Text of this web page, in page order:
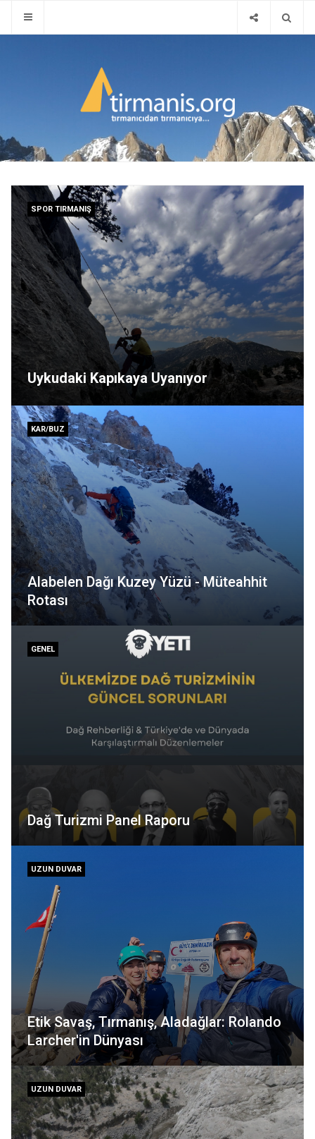
SPOR TIRMANIŞ
Uykudaki Kapıkaya Uyanıyor
KAR/BUZ
Alabelen Dağı Kuzey Yüzü - Müteahhit
Rotası
GENEL
Dağ Turizmi Panel Raporu
UZUN DUVAR
Etik Savaş, Tırmanış, Aladağlar: Rolando
Larcher'in Dünyası
UZUN DUVAR